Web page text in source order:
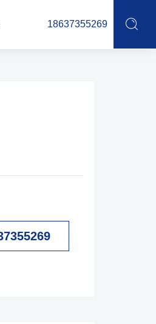
18637355269